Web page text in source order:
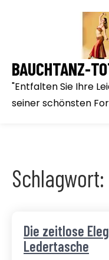
BAUCHTANZ-
"Entfalten Sie Ihre
seiner schönsten
Schlagwort:
Die zeitlose
Ledertasche